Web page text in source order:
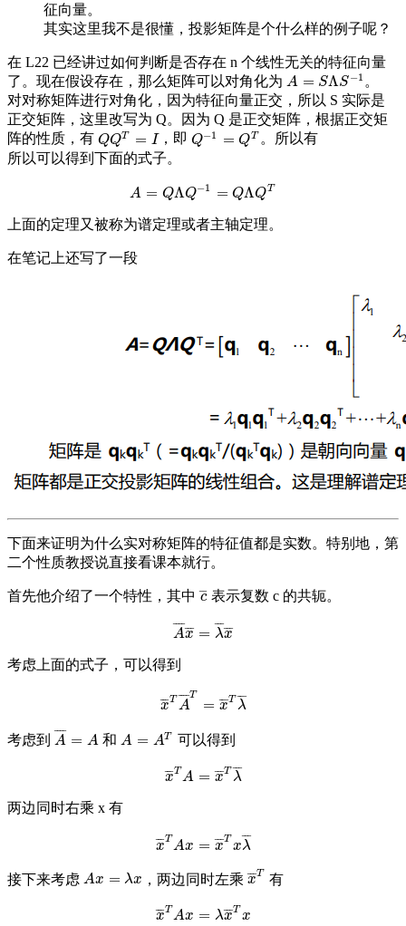
征向量。
其实这里我不是很懂，投影矩阵是个什么样的例子呢？
在 L22 已经讲过如何判断是否存在 n 个线性无关的特征向量
了。现在假设存在，那么矩阵可以对角化为 A = SΛS −1
A=S ΛS−1
。
对对称矩阵进行对角化，因为特征向量正交，所以 S 实际是
正交矩阵，这里改写为 Q。因为 Q 是正交矩阵，根据正交矩
阵的性质，有 QQT = I
QQT =I ，即Q−1 = QT
Q−1 =Q T
。所以有
所以可以得到下面的式子。
A = QΛQ−1 = QΛQT
A=QΛQ−1 =Q ΛQT
上面的定理又被称为谱定理或者主轴定理。
在笔记上还写了一段
下面来证明为什么实对称矩阵的特征值都是实数。特别地，第
二个性质教授说直接看课本就行。
首先他介绍了一个特性，其中c
¯¯
c¯表示复数 c 的共轭。
A
¯ ¯
¯¯
x
¯¯
¯ = λ
¯¯
¯
x
¯¯
¯
A¯x ¯= λ¯x
考虑上面的式子，可以得到
x
¯¯
¯ T A
¯ ¯
¯¯T
= x
¯¯
¯T λ
¯¯
¯
x¯ TA T= x¯Tλ
考虑到 A
¯ ¯
¯¯ = A
A¯=A 和 A = AT
A=A T 可以得到
x
¯¯
¯ T A = x
¯¯
¯T λ
¯¯
¯
x¯ TA =x ¯T λ¯
两边同时右乘 x 有
x
¯¯
¯ T Ax = x
¯¯
¯T xλ
¯¯
¯
x¯ TAx =x ¯Txλ¯
接下来考虑 Ax = λx
Ax= λx ，两边同时左乘x
¯¯
¯T
x¯ T有
x
¯¯
¯ T Ax = λx
¯¯
¯T x
x¯TAx=λx¯T x